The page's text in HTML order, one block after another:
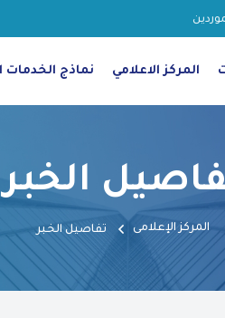
المركز الاعلامي نماذج الخدمات
الخبر
المركز الإعلامى تفاصيل الخبر